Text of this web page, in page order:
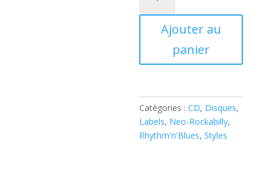
Mike
Sanchez
It
(CD
)
Ajouter au
panier
Catégories :CD, Disques,
Labels, Neo-Rockabilly,
Rhythm'n'Blues,Styles